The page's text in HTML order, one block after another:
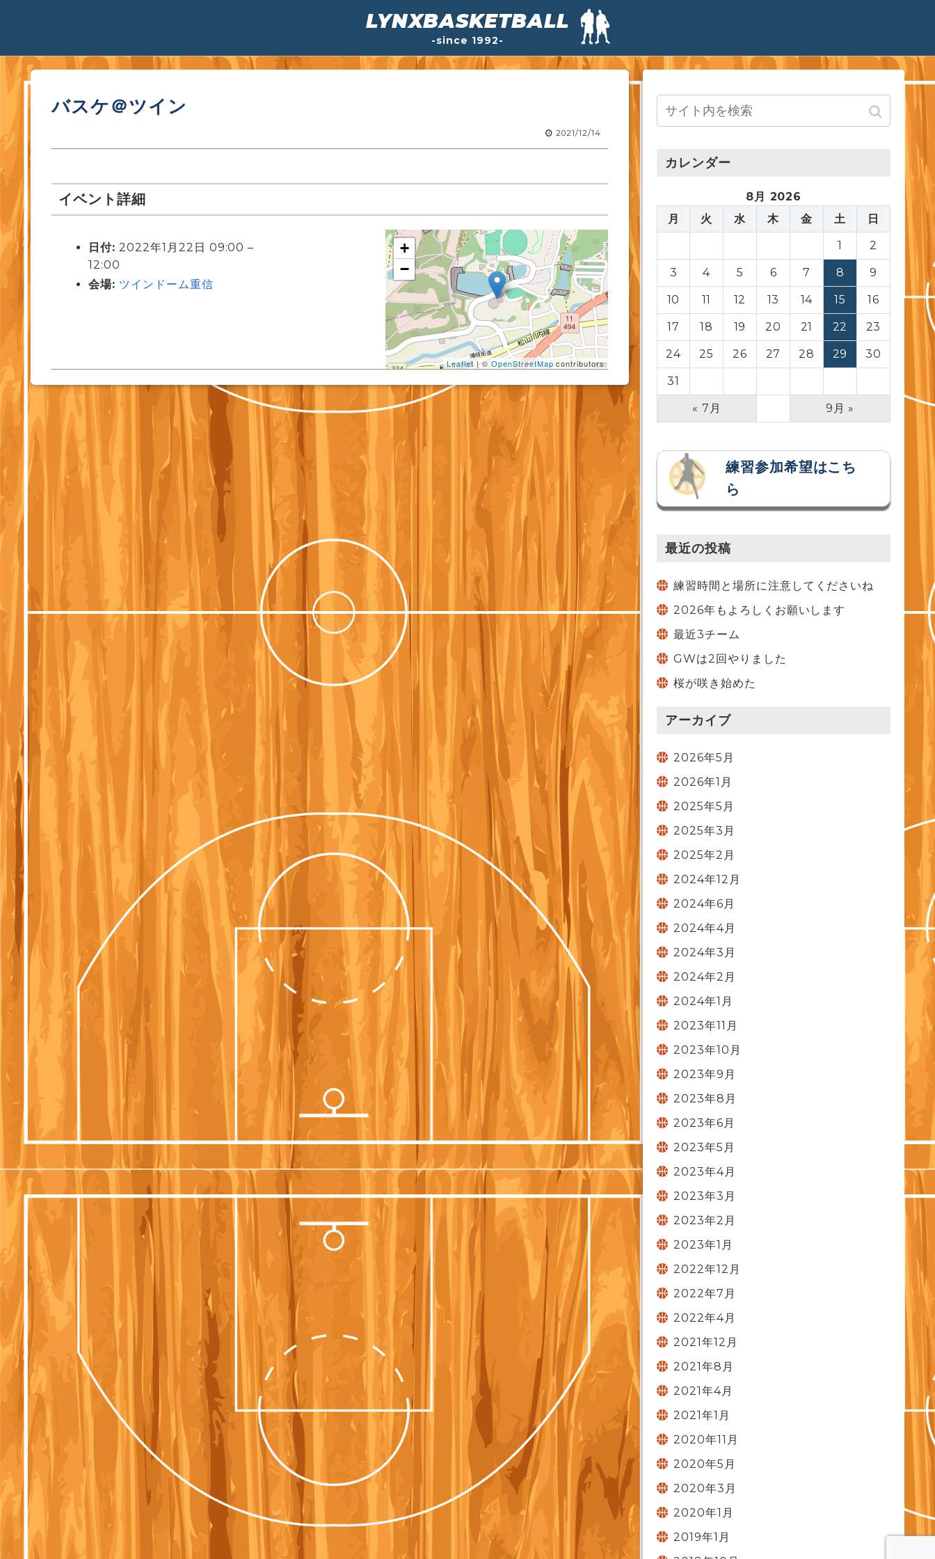
LYNXBASKETBALL
-since 1992-
バスケ＠ツイン
2021/12/14
イベント詳細
日付: 2022年1月22日 09:00 –
12:00
会場: ツインドーム重信
+
−
Leaflet| ©OpenStreetMap contributors
カレンダー
8月 2026
月
火 水 木 金 土
日
1
2
3 4 5 6 7 8 9
10 11 12 13 14 15 16
17 18 19 20 21 22 23
24 25 26 27 28 29 30
31
« 7月 9月 »
練習参加希望はこち
ら
最近の投稿
練習時間と場所に注意してくださいね
2026年もよろしくお願いします
最近3チーム
GWは2回やりました
桜が咲き始めた
アーカイブ
2026年5月
2026年1月
2025年5月
2025年3月
2025年2月
2024年12月
2024年6月
2024年4月
2024年3月
2024年2月
2024年1月
2023年11月
2023年10月
2023年9月
2023年8月
2023年6月
2023年5月
2023年4月
2023年3月
2023年2月
2023年1月
2022年12月
2022年7月
2022年4月
2021年12月
2021年8月
2021年4月
2021年1月
2020年11月
2020年5月
2020年3月
2020年1月
2019年1月